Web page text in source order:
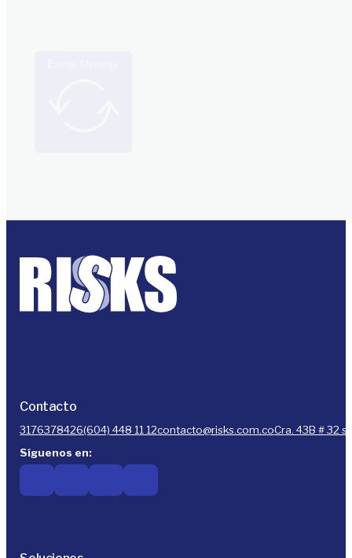
Contacto
3176378426(604) 448 11 12contacto@risks.com.coCra. 43B # 32
Síguenos en: